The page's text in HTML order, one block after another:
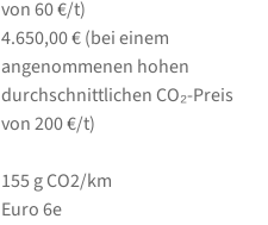
von 60 €/t)
4.650,00 € (bei einem
angenommenen hohen
durchschnittlichen CO₂-Preis
von 200 €/t)
155 g CO2/km
Euro 6e